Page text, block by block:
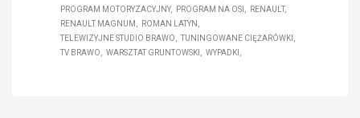
PROGRAM MOTORYZACYJNY
PROGRAM NA OSI
RENAULT
RENAULT MAGNUM
ROMAN LATYN
TELEWIZYJNE STUDIO BRAWO
TUNINGOWANE CIĘŻARÓWKI
TV BRAWO
WARSZTAT GRUNTOWSKI WYPADKI